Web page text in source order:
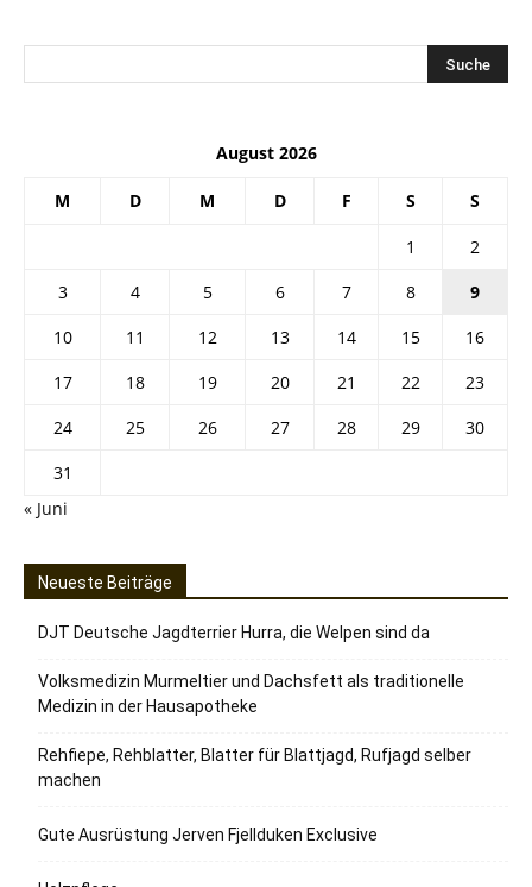
August 2026
M D M D F S S
1
2
3
4 5 6 7 8
9
10
11 12 13 14 15
16
17
18 19 20 21 22
23
24
25 26 27 28 29
30
31
« Juni
Neueste Beiträge
DJT Deutsche Jagdterrier Hurra, die Welpen sind da
Volksmedizin Murmeltier und Dachsfett als traditionelle
Medizin in der Hausapotheke
Rehfiepe, Rehblatter, Blatter für Blattjagd, Rufjagd selber
machen
Gute Ausrüstung Jerven Fjellduken Exclusive